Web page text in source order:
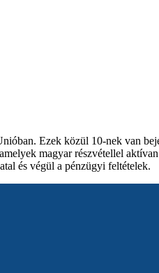
Ezek közül 10-nek van
magyar részvétellel
és végül a pénzügyi feltételek.